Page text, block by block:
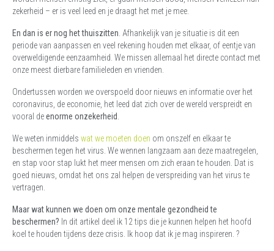
zekerheid – er is veel leed en je draagt het met je mee.
En dan is er nog het thuiszitten. Afhankelijk van je situatie is dit een
periode van aanpassen en veel rekening houden met elkaar, of eentje van
overweldigende eenzaamheid. We missen allemaal het directe contact met
onze meest dierbare familieleden en vrienden.
Ondertussen worden we overspoeld door nieuws en informatie over het
coronavirus, de economie, het leed dat zich over de wereld verspreidt en
vooral deenorme onzekerheid.
We weten inmiddels wat we moeten doen om onszelf en elkaar te
beschermen tegen het virus. We wennen langzaam aan deze maatregelen,
en stap voor stap lukt het meer mensen om zich eraan te houden. Dat is
goed nieuws, omdat het ons zal helpen de verspreiding van het virus te
vertragen.
Maar wat kunnen we doen om onze mentale gezondheid te
beschermen? In dit artikel deel ik 12 tips die je kunnen helpen het hoofd
koel te houden tijdens deze crisis. Ik hoop dat ik je mag inspireren. ?